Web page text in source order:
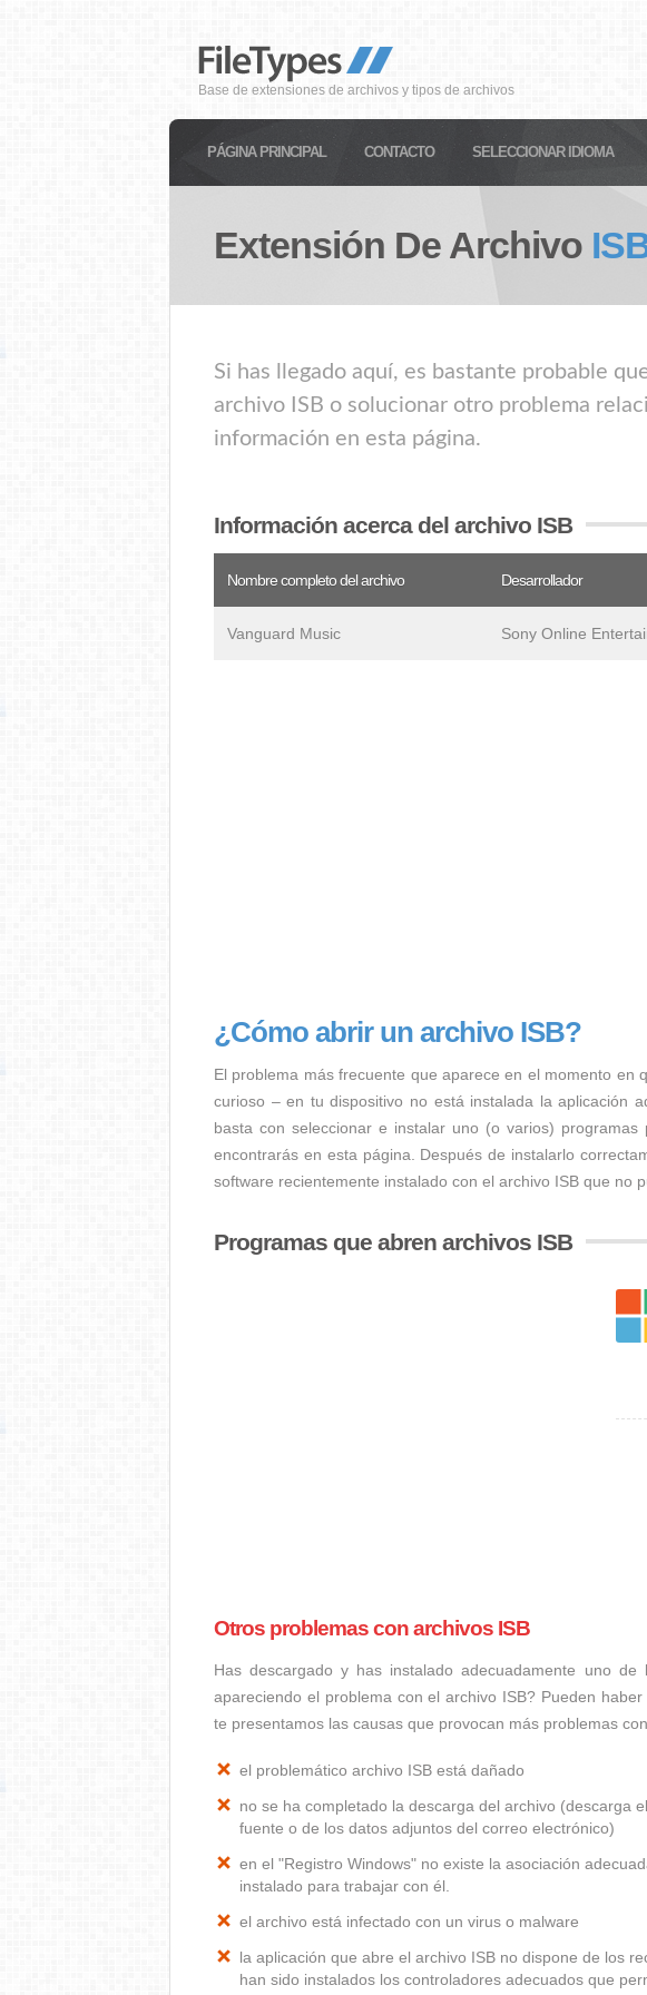
Base de extensiones de archivos y tipos de archivos
PÁGINA PRINCIPAL CONTACTO SELECCIONAR IDIOMA
Extensión De Archivo
Si has llegado aquí, es bastante probable
archivo ISB o solucionar otro problema
información en esta página.
Información acerca del archivo ISB
Nombre completo del archivo Desarrollador
Vanguard Music Sony Online
¿Cómo abrir un archivo ISB?
El problema más frecuente que aparece en el momento en
curioso – en tu dispositivo no está instalada la aplicación
basta con seleccionar e instalar uno (o varios)
encontrarás en esta página. Después de instalarlo
software recientemente instalado con el archivo ISB que no
Programas que abren archivos ISB
Otros problemas con archivos ISB
Has descargado y has instalado adecuadamente uno
apareciendo el problema con el archivo ISB? Pueden
te presentamos las causas que provocan más problemas
el problemático archivo ISB está dañado
no se ha completado la descarga del archivo (descarga
fuente o de los datos adjuntos del correo electrónico)
en el "Registro Windows" no existe la asociación
instalado para trabajar con él.
el archivo está infectado con un virus o malware
la aplicación que abre el archivo ISB no dispone de los
han sido instalados los controladores adecuados que